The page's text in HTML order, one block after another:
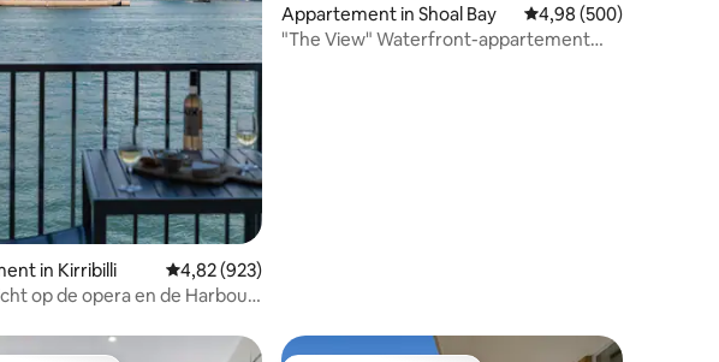
van 4,97 uit 5, 296 recensies
in Kirribilli Gemiddelde beoordeling van 4,82 uit 5, 923 recensies
4,82 (923)
op de opera en de Harbour
Appartement in Shoal Bay Gemiddelde
4,98 (500)
"The View" Waterfront-appartement